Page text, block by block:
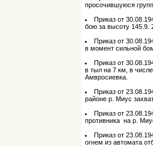
просочившуюся
Приказ от
бою за высоту 145.9.
Приказ от
в момент сильной
Приказ от
в тыл на 7 км, в
Амвросиевка.
Приказ от
районе р. Миус
Приказ от
противника на р.
Приказ от
огнем из автомата